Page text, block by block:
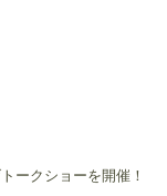
ークショーを開催！